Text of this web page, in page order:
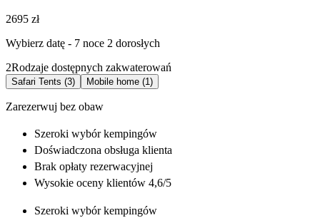
2695 zł
Wybierz datę - 7 noce 2 dorosłych
2Rodzaje dostępnych zakwaterowań
Safari Tents (3) Mobile home (1)
Zarezerwuj bez obaw
Szeroki wybórkempingów
Doświadczona obsługa klienta
Brak opłaty rezerwacyjnej
Wysokie oceny klientów 4,6/5
Szeroki wybórkempingów